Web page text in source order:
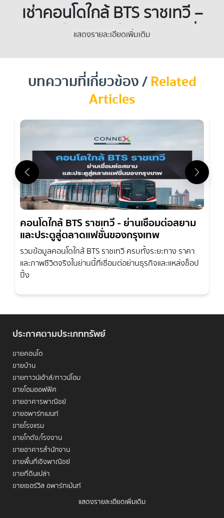
เช่าคอนโดใกล้ BTS ราชเทวี –
พิกัดชีวิตติดสปีด บนทำเลที่
เปลี่ยนทุกนาทีให้เป็นความคุ้ม
ค่า
ในยุคที่การจราจรติดขัดกลายเป็นอุปทานส่วนเกินของชีวิตคน
เมือง การเลือกที่พักอาศัยที่ช่วยให้คุณเดินทางได้รวดเร็วที่สุด
จึงไม่ใช่แค่เรื่องของความสะดวก แต่เป็นการ "ซื้อเวลา
(Buying Time)" คืนมาให้กับตัวเอง การตัดสินใจ
ใกล้BTSราชเทวีคือการวางตำแหน่งชีวิตให้อยู่บนจุด
ยุทธศาสตร์ที่สามารถเชื่อมต่อใจกลางกรุงเทพฯ ได้อย่างไร้ขีด
จำกัด ช่วยให้คุณสามารถเปลี่ยนชั่วโมงที่ต้องทิ้งไปบนท้อง
ถนนให้กลายเป็นเวลาสำหรับการพักผ่อน การทำงาน
สร้างสรรค์ หรือการใช้ชีวิตกับคนที่คุณรักในพื้นที่ที่พร้อม
แสดงรายละเอียดเพิ่มเติม
บทความที่เกี่ยวข้อง /Related
Articles
คอนโดใกล้ BTS ราชเทวี - ย่านเชื่อมต่อสยาม
และประตูสู่ตลาดแฟชั่นของกรุงเทพ
รวมข้อมูลคอนโดใกล้ BTS ราชเทวี ครบทั้งระยะทาง ราคา
และภาพชีวิตจริงในย่านนี้ที่เชื่อมต่อย่านธุรกิจและแหล่งช็อป
ปิ้ง
ประกาศตามประเภททรัพย์
ขายคอนโด
ขายบ้าน
ขายทาวน์เฮ้าส์/ทาวน์โฮม
ขายโฮมออฟฟิศ
ขายอาคารพาณิชย์
ขายอพาร์ทเมนท์
ขายโรงแรม
ขายโกดัง/โรงงาน
ขายอาคารสำนักงาน
ขายพื้นที่เชิงพาณิชย์
ขายที่ดินเปล่า
ขายเซอร์วิส อพาร์ทเม้นท์
แสดงรายละเอียดเพิ่มเติม